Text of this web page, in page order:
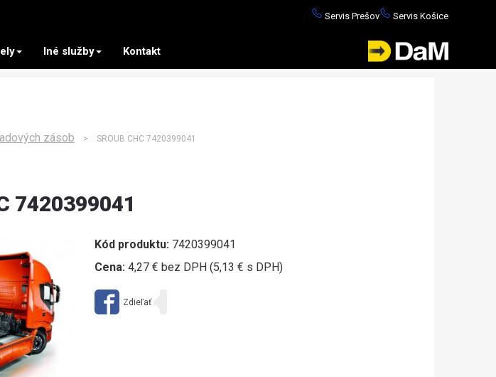
Servis Prešov Servis Košice
Iné služby Kontakt
zásob > SROUB CHC 7420399041
7420399041
Kód produktu:7420399041
Cena:4,27 € bez DPH (5,13 € s DPH)